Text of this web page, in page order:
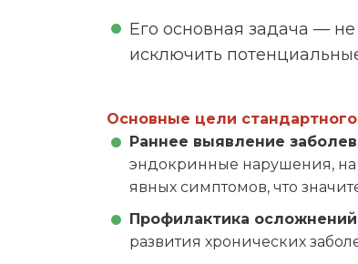
Его основная задача —
исключить
Основные цели
Раннее выявление
эндокринные нарушения, на
явных симптомов, что
Профилактика осложнений
развития хронических